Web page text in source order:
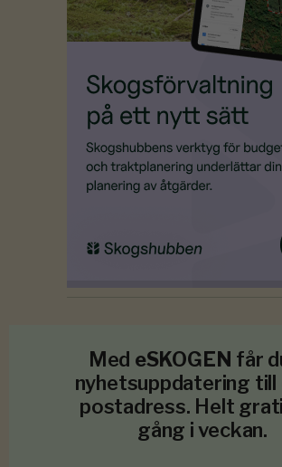
Med eSKOGEN får
nyhetsuppdatering till
postadress. Helt
gång i veckan.